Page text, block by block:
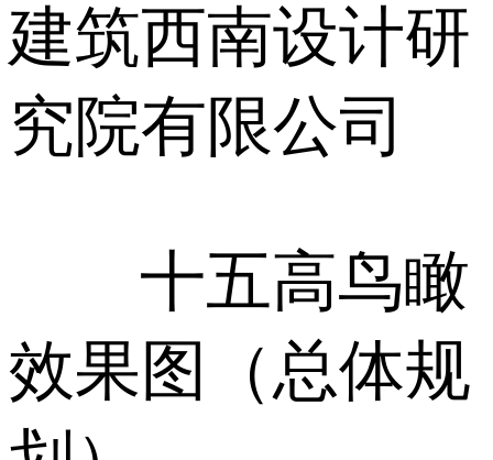
建筑西南设计研
究院有限公司
十五高鸟瞰
效果图（总体规